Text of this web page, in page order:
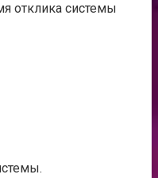
отклика системы